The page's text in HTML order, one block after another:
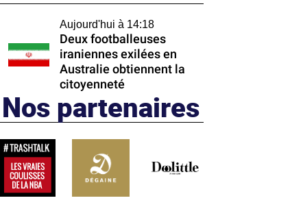
Aujourd'hui à 14:18
Deux footballeuses
iraniennes exilées en
Australie obtiennent la
citoyenneté
Nos partenaires